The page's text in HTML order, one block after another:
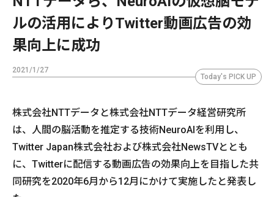
ルの活用によりTwitter動画広告の効
果向上に成功
2021/1/27
Today's PICK UP
株式会社NTTデータと株式会社NTTデータ経営研究所
は、人間の脳活動を推定する技術NeuroAIを利用し、
Twitter Japan株式会社および株式会社NewsTVととも
に、Twitterに配信する動画広告の効果向上を目指した共
同研究を2020年6月から12月にかけて実施したと発表し